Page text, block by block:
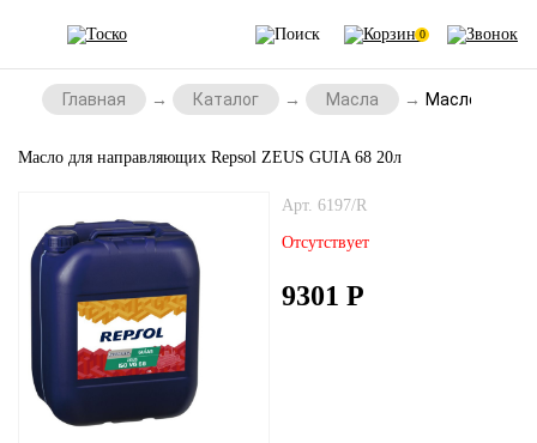
0
Главная Каталог Масла Масло для
Масло для направляющих Repsol ZEUS GUIA 68 20л
Арт. 6197/R
Отсутствует
9301 Р